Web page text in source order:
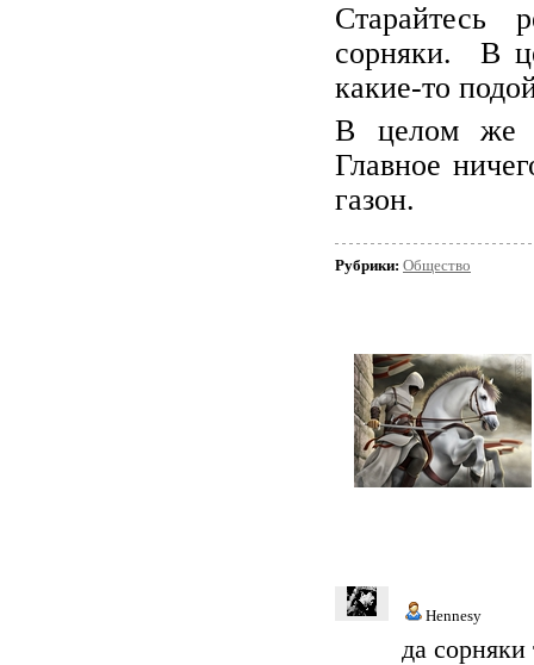
Старайтесь
сорняки. В
какие-то
В целом же
Главное
газон.
Рубрики: Общество
Hennesy
да